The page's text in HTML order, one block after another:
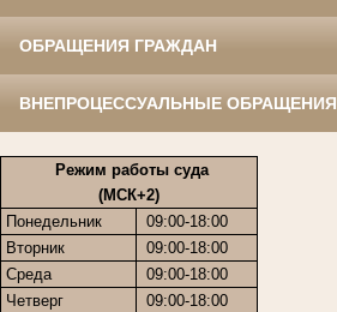
ОБРАЩЕНИЯ ГРАЖДАН
ВНЕПРОЦЕССУАЛЬНЫЕ ОБРАЩЕНИЯ
Режим работы суда
(МСК+2)
Понедельник
09:00-18:00
Вторник
09:00-18:00
Среда
09:00-18:00
Четверг
09:00-18:00